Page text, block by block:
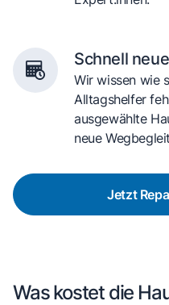
Schnell
Wir wissen wie
Alltagshelfer
ausgewählte
neue
Jetzt
Was kostet die